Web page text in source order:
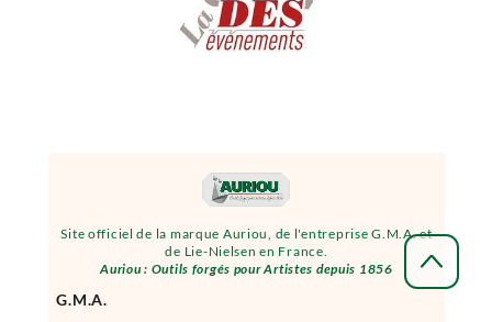
Site officiel de la marque Auriou, de l'entreprise G.M.A. et
de Lie-Nielsen en France.
Auriou : Outils forgés pour Artistes depuis 1856
G.M.A.